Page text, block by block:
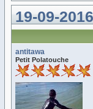
19-09-
antitawa
Petit Polatouche